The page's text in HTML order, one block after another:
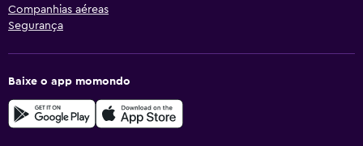
Companhias aéreas
Segurança
Baixe o app momondo